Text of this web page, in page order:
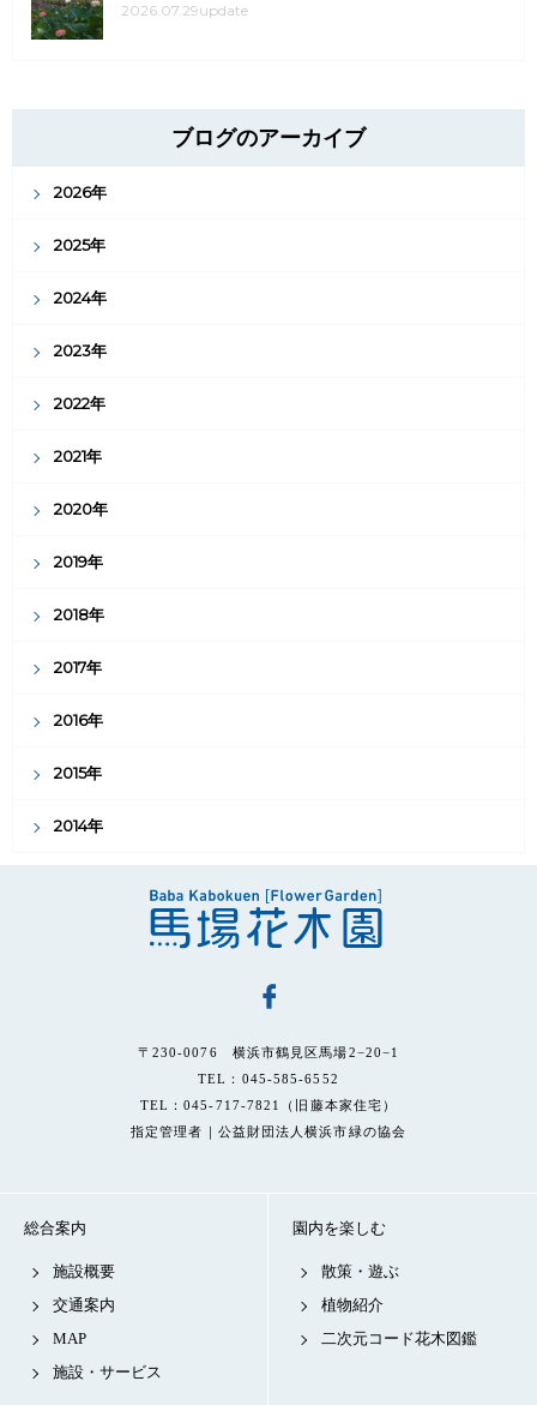
2026.07.29update
ブログのアーカイブ
2026年
2025年
2024年
2023年
2022年
2021年
2020年
2019年
2018年
2017年
2016年
2015年
2014年
〒230-0076 横浜市鶴見区馬場2−20−1
TEL：045-585-6552
TEL：045-717-7821（旧藤本家住宅）
指定管理者｜公益財団法人横浜市緑の協会
総合案内
施設概要
交通案内
MAP
施設・サービス
園内を楽しむ
散策・遊ぶ
植物紹介
二次元コード花木図鑑